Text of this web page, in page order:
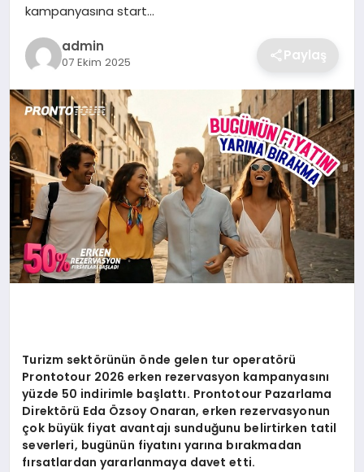
kampanyasına start…
admin
07 Ekim 2025 Paylaş
Turizm sektörünün önde gelen tur operatörü
Prontotour 2026 erken rezervasyon kampanyasını
yüzde 50 indirimle başlattı. Prontotour Pazarlama
Direktörü Eda Özsoy Onaran, erken rezervasyonun
çok büyük fiyat avantajı sunduğunu belirtirken tatil
severleri, bugünün fiyatını yarına bırakmadan
fırsatlardan yararlanmaya davet etti.